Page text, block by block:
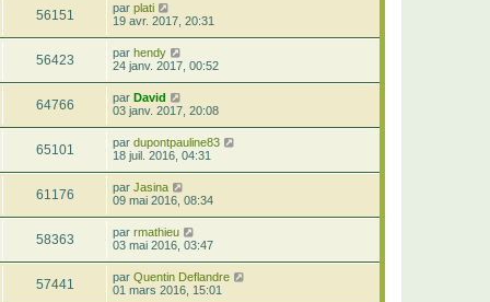
56151 par plati
19 avr. 2017, 20:31
56423 par hendy
24 janv. 2017, 00:52
64766 par David
03 janv. 2017, 20:08
65101 par dupontpauline83
18 juil. 2016, 04:31
61176 par Jasina
09 mai 2016, 08:34
58363 par rmathieu
03 mai 2016, 03:47
57441 par Quentin Deflandre
01 mars 2016, 15:01